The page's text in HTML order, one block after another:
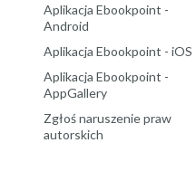
Aplikacja Ebookpoint -
Android
Aplikacja Ebookpoint - iOS
Aplikacja Ebookpoint -
AppGallery
Zgłoś naruszenie praw
autorskich